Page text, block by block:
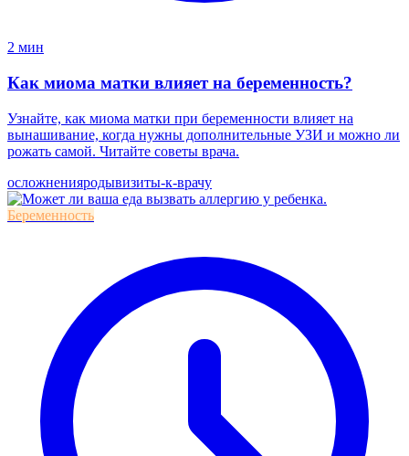
2 мин
Как миома матки влияет на беременность?
Узнайте, как миома матки при беременности влияет на
вынашивание, когда нужны дополнительные УЗИ и можно ли
рожать самой. Читайте советы врача.
осложненияродывизиты-к-врачу
Беременность